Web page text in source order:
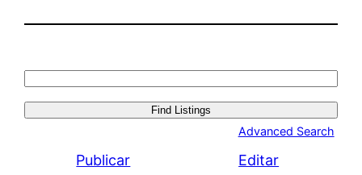
Search
for:
Advanced Search
Publicar Editar